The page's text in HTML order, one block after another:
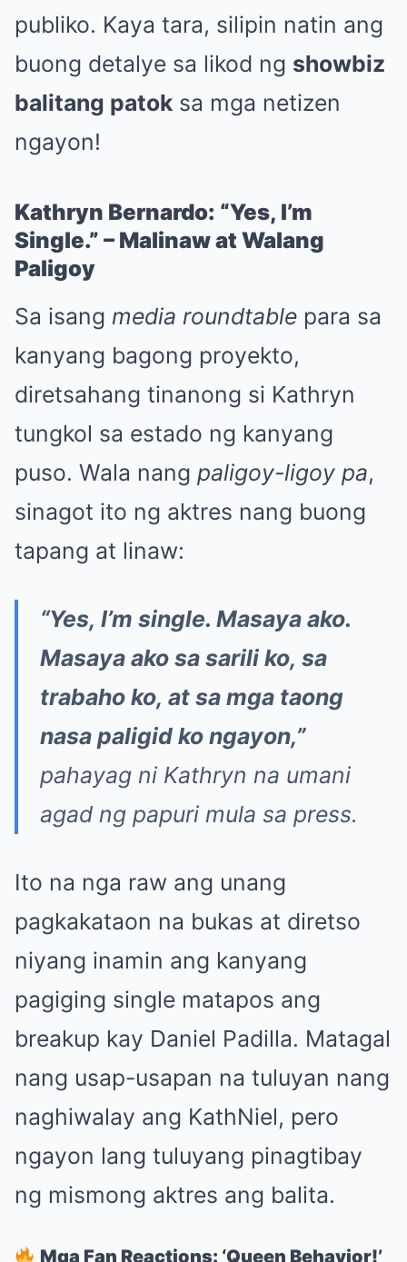
publiko. Kaya tara, silipin natin ang
buong detalye sa likod ng showbiz
balitang patok sa mga netizen
ngayon!
Kathryn Bernardo: “Yes, I’m
Single.” – Malinaw at Walang
Paligoy
Sa isang media roundtable para sa
kanyang bagong proyekto,
diretsahang tinanong si Kathryn
tungkol sa estado ng kanyang
puso. Wala nang paligoy-ligoy pa,
sinagot ito ng aktres nang buong
tapang at linaw:
“Yes, I’m single. Masaya ako.
Masaya ako sa sarili ko, sa
trabaho ko, at sa mga taong
nasa paligid ko ngayon,”
pahayag ni Kathryn na umani
agad ng papuri mula sa press.
Ito na nga raw ang unang
pagkakataon na bukas at diretso
niyang inamin ang kanyang
pagiging single matapos ang
breakup kay Daniel Padilla. Matagal
nang usap-usapan na tuluyan nang
naghiwalay ang KathNiel, pero
ngayon lang tuluyang pinagtibay
ng mismong aktres ang balita.
Mga Fan Reactions: ‘Queen Behavior!’